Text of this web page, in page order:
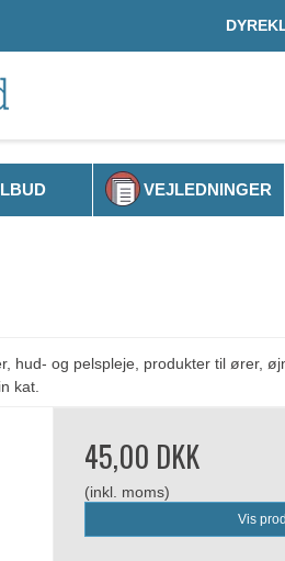
VEJLEDNINGER
hud- og pelspleje, produkter til ører,
kat.
45,00 DKK
(inkl. moms)
Vis